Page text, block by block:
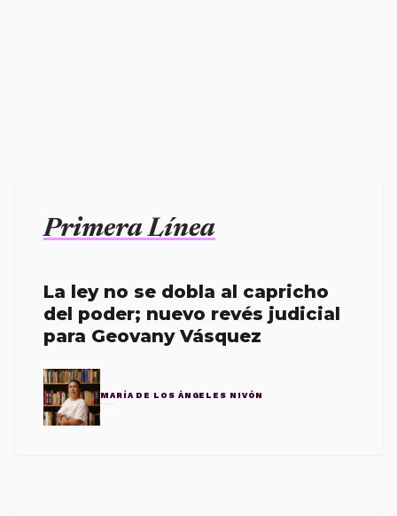
Primera Línea
La ley no se dobla al capricho
del poder; nuevo revés judicial
para Geovany Vásquez
MARÍA DE LOS ÁNGELES NIVÓN